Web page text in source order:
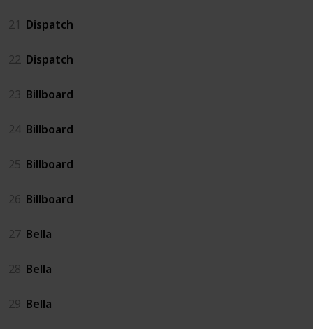
21 Dispatch
22 Dispatch
23 Billboard
24 Billboard
25 Billboard
26 Billboard
27 Bella
28 Bella
29 Bella